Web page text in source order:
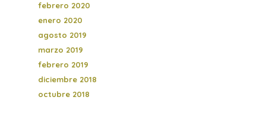
febrero 2020
enero 2020
agosto 2019
marzo 2019
febrero 2019
diciembre 2018
octubre 2018